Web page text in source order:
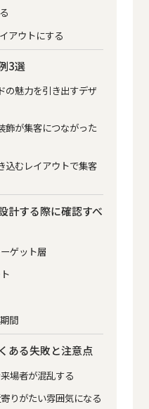
アウトにする
3選
の魅力を引き出すデザ
飾が集客につながった
込むレイアウトで集客
計する際に確認すべ
ゲット層
間
ある失敗と注意点
場者が混乱する
りがたい雰囲気になる